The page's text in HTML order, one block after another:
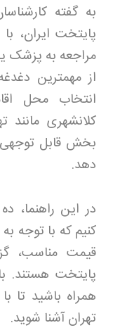
به گفته
پایتخت ایران،
مراجعه به پزشک
از مهمترین
انتخاب محل
کلانشهری مانند
بخش قابل
دهد.
در این راهنما،
کنیم که با توجه
قیمت مناسب،
پایتخت هستند.
همراه باشید تا
تهران آشنا شوید.